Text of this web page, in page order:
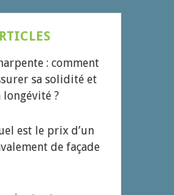
: comment
sa solidité et
longévité ?
est le prix d’un
de façade